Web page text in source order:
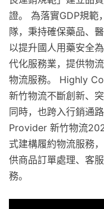
證。 為落實GDP規範
隊，秉持確保藥品、
以提升國人用藥安全
代化服務業，提供物
物流服務。 Highly
新竹物流不斷創新、
同時，也跨入行銷通
Provider 新竹物流
式建構履約物流服務
供商品訂單處理、客
務。